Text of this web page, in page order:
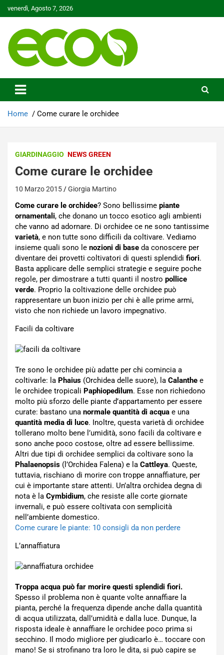
to
venerdì, Agosto 7, 2026
Ecoo.it
Home Come curare le orchidee
GIARDINAGGIO NEWS GREEN
Come curare le orchidee
10 Marzo 2015 Giorgia Martino
Come curare le orchidee? Sono bellissime piante
ornamentali, che donano un tocco esotico agli ambienti
che vanno ad adornare. Di orchidee ce ne sono tantissime
varietà, e non tutte sono difficili da coltivare. Vediamo
insieme quali sono le nozioni di base da conoscere per
diventare dei provetti coltivatori di questi splendidi fiori.
Basta applicare delle semplici strategie e seguire poche
regole, per dimostrare a tutti quanti il nostro pollice
verde. Proprio la coltivazione delle orchidee può
rappresentare un buon inizio per chi è alle prime armi,
visto che non richiede un lavoro impegnativo.
Facili da coltivare
Tre sono le orchidee più adatte per chi comincia a
coltivarle: la Phaius (Orchidea delle suore), la Calanthe e
le orchidee tropicali Paphiopedilum. Esse non richiedono
molto più sforzo delle piante d’appartamento per essere
curate: bastano una normale quantità di acqua e una
quantità media di luce. Inoltre, questa varietà di orchidee
tollerano molto bene l’umidità, sono facili da coltivare e
sono anche poco costose, oltre ad essere bellissime.
Altri due tipi di orchidee semplici da coltivare sono la
Phalaenopsis (l’Orchidea Falena) e la Cattleya. Queste,
tuttavia, rischiano di morire con troppe annaffiature, per
cui è importante stare attenti. Un’altra orchidea degna di
nota è la Cymbidium, che resiste alle corte giornate
invernali, e può essere coltivata con semplicità
nell’ambiente domestico.
Come curare le piante: 10 consigli da non perdere
L’annaffiatura
Troppa acqua può far morire questi splendidi fiori.
Spesso il problema non è quante volte annaffiare la
pianta, perché la frequenza dipende anche dalla quantità
di acqua utilizzata, dall’umidità e dalla luce. Dunque, la
risposta ideale è annaffiare le orchidee poco prima si
secchino. Il modo migliore per giudicarlo è… toccare con
mano! Se si strofinano tra loro le dita, si può capire se